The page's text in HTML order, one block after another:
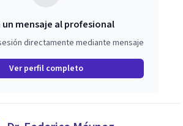
un mensaje al profesional
directamente mediante mensaje
Ver perfil completo